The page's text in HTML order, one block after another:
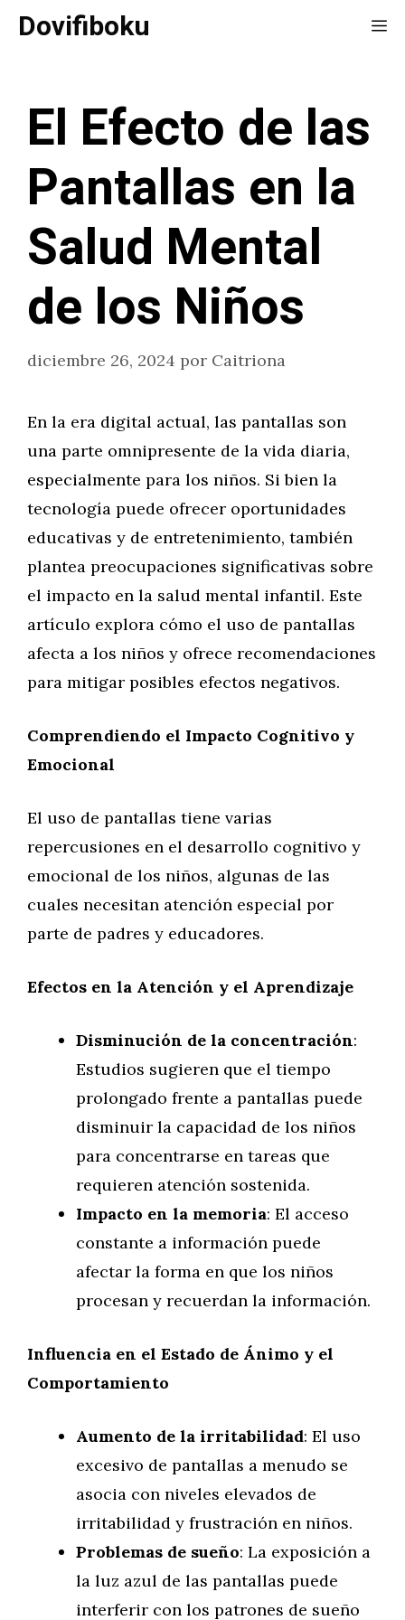
SaltarDovifiboku
El Efecto de las
Pantallas en la
Salud Mental
de los Niños
diciembre 26, 2024 por Caitriona
En la era digital actual, las pantallas son
una parte omnipresente de la vida diaria,
especialmente para los niños. Si bien la
tecnología puede ofrecer oportunidades
educativas y de entretenimiento, también
plantea preocupaciones significativas sobre
el impacto en la salud mental infantil. Este
artículo explora cómo el uso de pantallas
afecta a los niños y ofrece recomendaciones
para mitigar posibles efectos negativos.
Comprendiendo el Impacto Cognitivo y
Emocional
El uso de pantallas tiene varias
repercusiones en el desarrollo cognitivo y
emocional de los niños, algunas de las
cuales necesitan atención especial por
parte de padres y educadores.
Efectos en la Atención y el Aprendizaje
Disminución de la concentración:
Estudios sugieren que el tiempo
prolongado frente a pantallas puede
disminuir la capacidad de los niños
para concentrarse en tareas que
requieren atención sostenida.
Impacto en la memoria: El acceso
constante a información puede
afectar la forma en que los niños
procesan y recuerdan la información.
Influencia en el Estado de Ánimo y el
Comportamiento
Aumento de la irritabilidad: El uso
excesivo de pantallas a menudo se
asocia con niveles elevados de
irritabilidad y frustración en niños.
Problemas de sueño: La exposición a
la luz azul de las pantallas puede
interferir con los patrones de sueño